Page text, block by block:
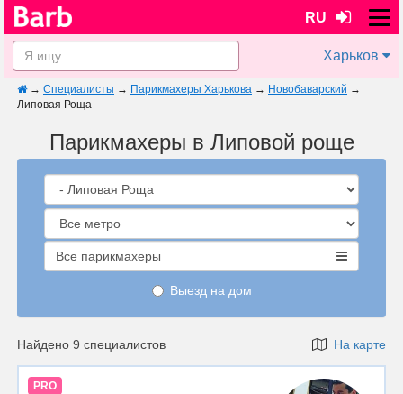
RU
Харьков
→ Специалисты → Парикмахеры Харькова → Новобаварский →
Липовая Роща
Парикмахеры в Липовой роще
Все парикмахеры
Выезд на дом
Найдено 9 специалистов На карте
PRO